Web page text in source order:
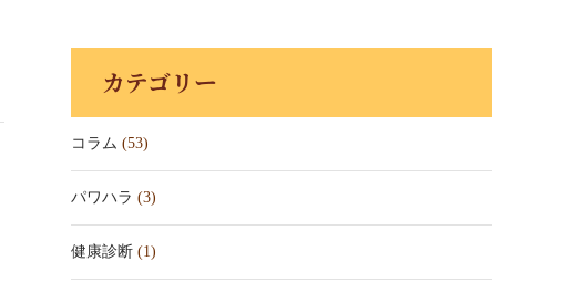
カテゴリー
コラム (53)
パワハラ (3)
健康診断 (1)